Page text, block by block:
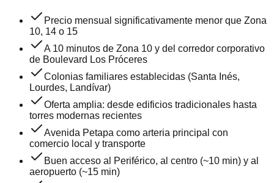
Precio mensual significativamente menor que Zona
10, 14 o 15
A 10 minutos de Zona 10 y del corredor corporativo
de Boulevard Los Próceres
Colonias familiares establecidas (Santa Inés,
Lourdes, Landívar)
Oferta amplia: desde edificios tradicionales hasta
torres modernas recientes
Avenida Petapa como arteria principal con
comercio local y transporte
Buen acceso al Periférico, al centro (~10 min) y al
aeropuerto (~15 min)